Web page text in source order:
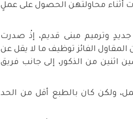
أثناء محاولتهن الحصول على عملٍ
وترميم مبنى قديم، إذْ صدرت
الفائز توظيف ما لا يقل عن
اثنين من الذكور، إلى جانب فريق
ولكن كان بالطبع أقل من الحد